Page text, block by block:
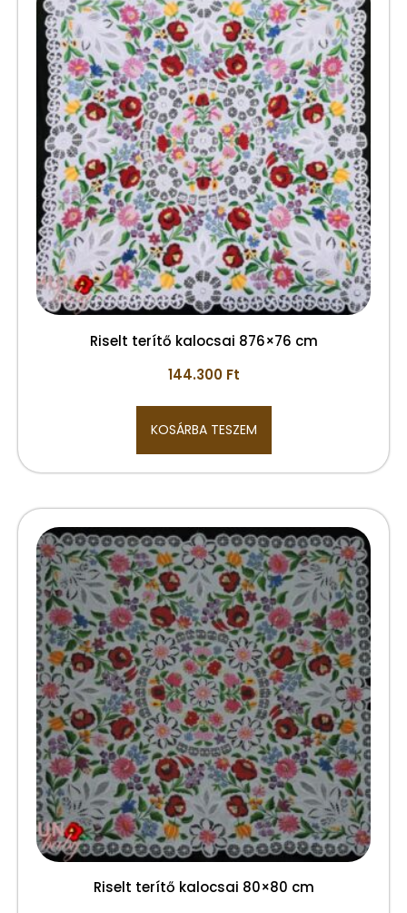
Riselt terítő kalocsai 876×76 cm
144.300 Ft
KOSÁRBA TESZEM
Riselt terítő kalocsai 80×80 cm